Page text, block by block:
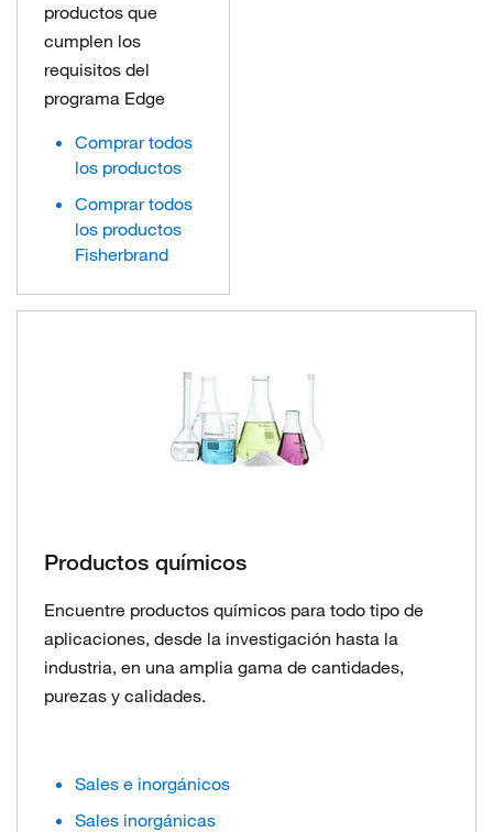
productos que
cumplen los
requisitos del
programa Edge
Comprar todos
los productos
Comprar todos
los productos
Fisherbrand
Productos químicos
Encuentre productos químicos para todo tipo de
aplicaciones, desde la investigación hasta la
industria, en una amplia gama de cantidades,
purezas y calidades.
Sales e inorgánicos
Sales inorgánicas